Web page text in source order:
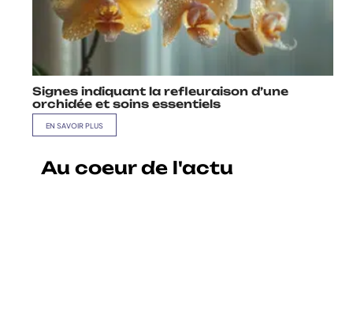
Signes indiquant la refleuraison d’une
orchidée et soins essentiels
EN SAVOIR PLUS
Au coeur de l'actu